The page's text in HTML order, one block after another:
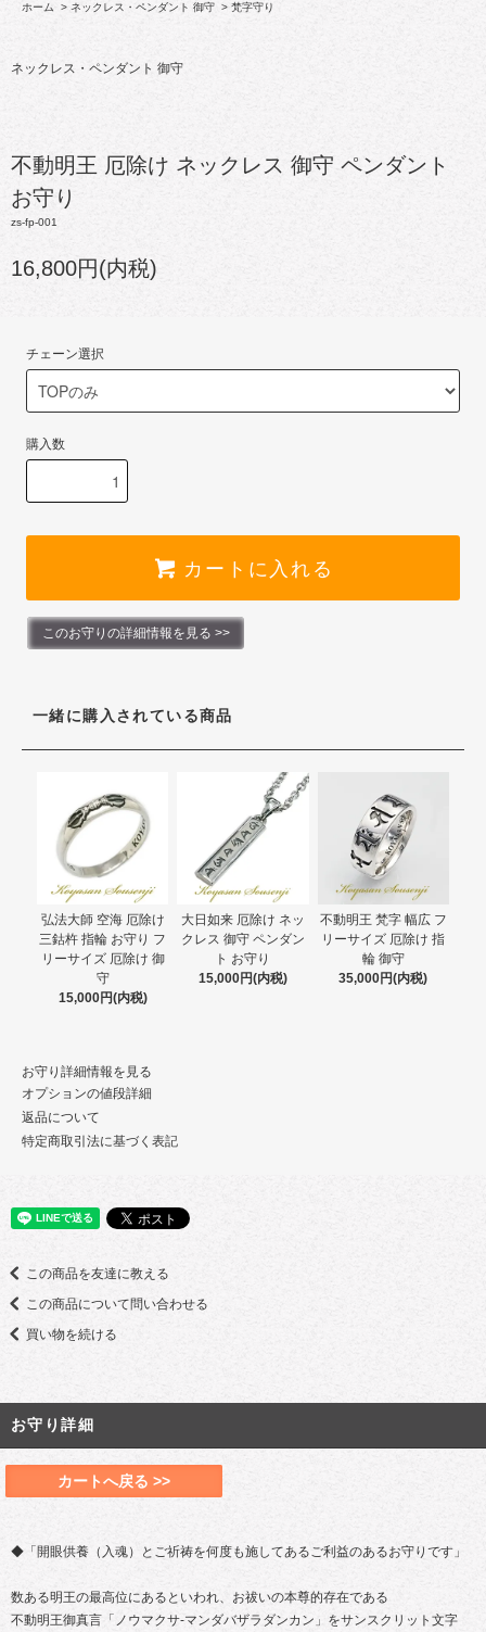
ホーム > ネックレス・ペンダント 御守 > 梵字守り
ネックレス・ペンダント 御守
不動明王 厄除け ネックレス 御守 ペンダント
お守り
zs-fp-001
16,800円(内税)
チェーン選択
購入数
カートに入れる
このお守りの詳細情報を見る >>
一緒に購入されている商品
弘法大師 空海 厄除け
三鈷杵 指輪 お守り フ
リーサイズ 厄除け 御
守
15,000円(内税)
大日如来 厄除け ネッ
クレス 御守 ペンダン
ト お守り
15,000円(内税)
不動明王 梵字 幅広 フ
リーサイズ 厄除け 指
輪 御守
35,000円(内税)
お守り詳細情報を見る
オプションの値段詳細
返品について
特定商取引法に基づく表記
この商品を友達に教える
この商品について問い合わせる
買い物を続ける
お守り詳細
カートへ戻る >>
◆「開眼供養（入魂）とご祈祷を何度も施してあるご利益のあるお守りです」
数ある明王の最高位にあるといわれ、お祓いの本尊的存在である
不動明王御真言「ノウマクサ-マンダバザラダンカン」をサンスクリット文字